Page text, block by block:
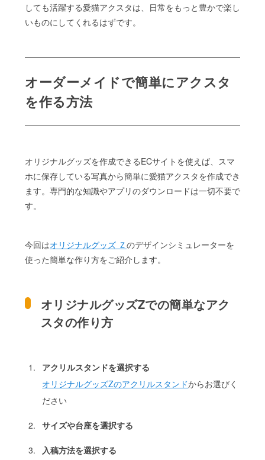
しても活躍する愛猫アクスタは、日常をもっと豊かで楽し
いものにしてくれるはずです。
オーダーメイドで簡単にアクスタ
を作る方法
オリジナルグッズを作成できるECサイトを使えば、スマ
ホに保存している写真から簡単に愛猫アクスタを作成でき
ます。専門的な知識やアプリのダウンロードは一切不要で
す。
今回はオリジナルグッズ Ｚのデザインシミュレーターを
使った簡単な作り方をご紹介します。
オリジナルグッズZでの簡単なアク
スタの作り方
アクリルスタンドを選択する
オリジナルグッズZのアクリルスタンドからお選びく
ださい
サイズや台座を選択する
入稿方法を選択する